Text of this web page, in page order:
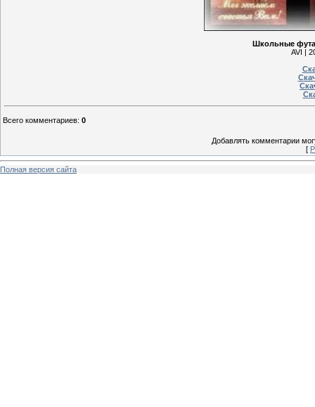
Школьные
AVI |
Всего комментариев: 0
Добавлять комментарии
[
Полная версия сайта